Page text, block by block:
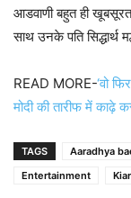
आडवाणी बहुत ही
साथ उनके पति सिद्धार्थ
READ MORE-‘वो
मोदी की तारीफ में काढ़े
TAGS Aaradhya
Entertainment